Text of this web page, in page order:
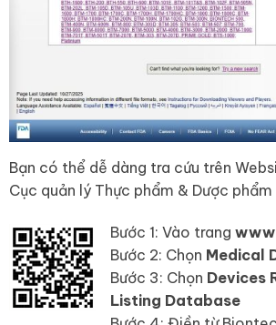
Bạn có thể dễ dàng tra cứu trên
Cục quản lý Thực phẩm & Dược
Bước 1: Vào trang
Bước 2: Chọn Medical
Bước 3: Chọn Devices
Listing Database